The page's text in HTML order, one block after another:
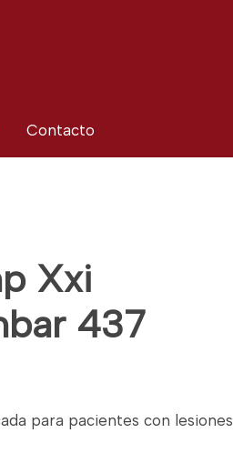
Contacto
Xxi
437
para pacientes con lesiones